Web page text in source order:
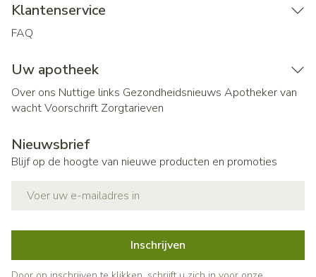
Klantenservice
FAQ
Uw apotheek
Over ons Nuttige links Gezondheidsnieuws Apotheker van
wachtVoorschrift Zorgtarieven
Nieuwsbrief
Blijf op de hoogte van nieuwe producten en promoties
Inschrijven